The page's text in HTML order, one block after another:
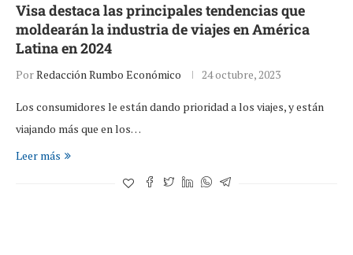
Visa destaca las principales tendencias que
moldearán la industria de viajes en América
Latina en 2024
PorRedacción Rumbo Económico 24 octubre, 2023
Los consumidores le están dando prioridad a los viajes, y están
viajando más que en los…
Leer más